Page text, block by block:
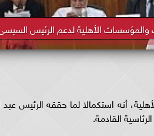
والمؤسسات الأهلية لدعم الرئيس
أنه استكمالا لما حققه الرئيس
القادمة.